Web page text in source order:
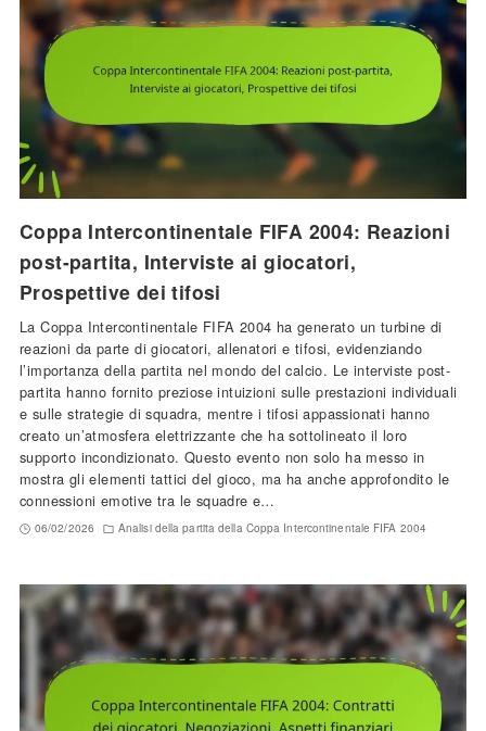
Coppa Intercontinentale FIFA 2004: Reazioni
post-partita, Interviste ai giocatori,
Prospettive dei tifosi
La Coppa Intercontinentale FIFA 2004 ha generato un turbine di
reazioni da parte di giocatori, allenatori e tifosi, evidenziando
l’importanza della partita nel mondo del calcio. Le interviste post-
partita hanno fornito preziose intuizioni sulle prestazioni individuali
e sulle strategie di squadra, mentre i tifosi appassionati hanno
creato un’atmosfera elettrizzante che ha sottolineato il loro
supporto incondizionato. Questo evento non solo ha messo in
mostra gli elementi tattici del gioco, ma ha anche approfondito le
connessioni emotive tra le squadre e…
06/02/2026 Analisi della partita della Coppa Intercontinentale FIFA 2004